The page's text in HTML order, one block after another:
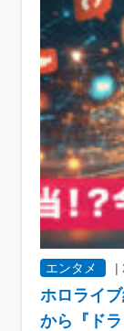
エンタメ |
ホロライ
から『ド